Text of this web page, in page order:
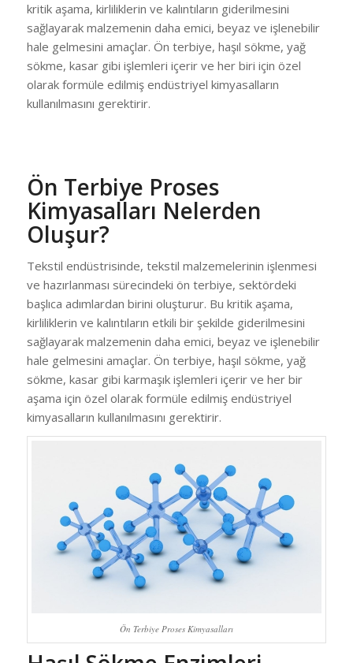
kritik aşama, kirliliklerin ve kalıntıların giderilmesini
sağlayarak malzemenin daha emici, beyaz ve işlenebilir
hale gelmesini amaçlar. Ön terbiye, haşıl sökme, yağ
sökme, kasar gibi işlemleri içerir ve her biri için özel
olarak formüle edilmiş endüstriyel kimyasalların
kullanılmasını gerektirir.
Ön Terbiye Proses
Kimyasalları Nelerden
Oluşur?
Tekstil endüstrisinde, tekstil malzemelerinin işlenmesi
ve hazırlanması sürecindeki ön terbiye, sektördeki
başlıca adımlardan birini oluşturur. Bu kritik aşama,
kirliliklerin ve kalıntıların etkili bir şekilde giderilmesini
sağlayarak malzemenin daha emici, beyaz ve işlenebilir
hale gelmesini amaçlar. Ön terbiye, haşıl sökme, yağ
sökme, kasar gibi karmaşık işlemleri içerir ve her bir
aşama için özel olarak formüle edilmiş endüstriyel
kimyasalların kullanılmasını gerektirir.
Ön Terbiye Proses Kimyasalları